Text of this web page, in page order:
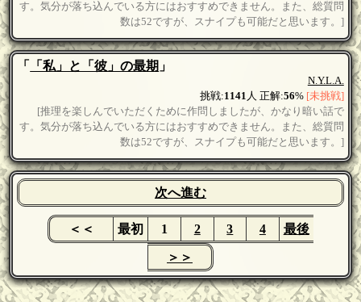
す。気分が落ち込んでいる方にはおすすめできません。また、総質問
数は52ですが、スナイプも可能だと思います。]
「 「私」と「彼」の最期 」
N.Y.L.A.
挑戦:1141 人 正解:56% [未挑戦]
[推理を楽しんでいただくために作問しましたが、かなり暗い話で
す。気分が落ち込んでいる方にはおすすめできません。また、総質問
数は52ですが、スナイプも可能だと思います。]
次へ進む
＜＜ 最初 1 2 3 4 最後
＞＞